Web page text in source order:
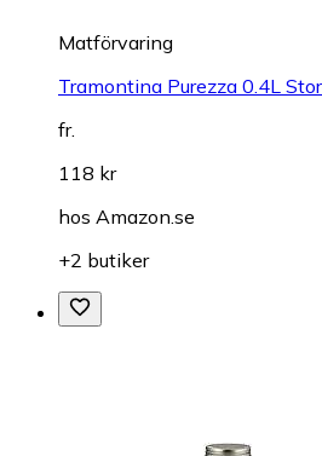
Matförvaring
Tramontina Purezza 0.4L
fr.
118 kr
hos Amazon.se
+2 butiker